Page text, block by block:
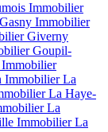
Immobilier
Immobilier
Giverny
Goupil-
Immobilier
Immobilier La
La Haye-
La
Immobilier La